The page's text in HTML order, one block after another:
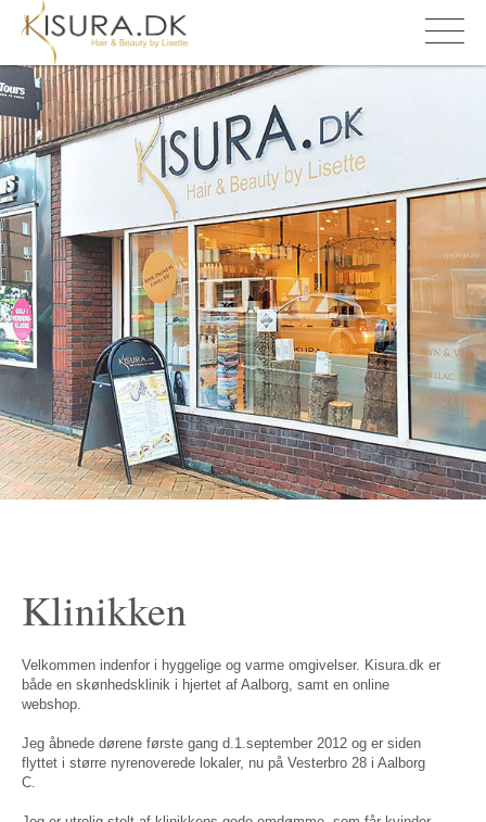
Klinikken
Velkommen indenfor i hyggelige og varme omgivelser. Kisura.dk er
både en skønhedsklinik i hjertet af Aalborg, samt en online
webshop.
Jeg åbnede dørene første gang d.1.september 2012 og er siden
flyttet i større nyrenoverede lokaler, nu på Vesterbro 28 i Aalborg
C.